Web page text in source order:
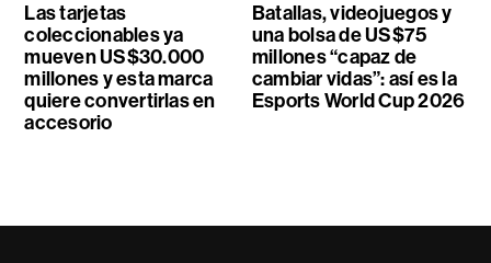
Las tarjetas
coleccionables ya
mueven US$30.000
millones y esta marca
quiere convertirlas en
accesorio
Batallas, videojuegos y
una bolsa de US$75
millones “capaz de
cambiar vidas”: así es la
Esports World Cup 2026